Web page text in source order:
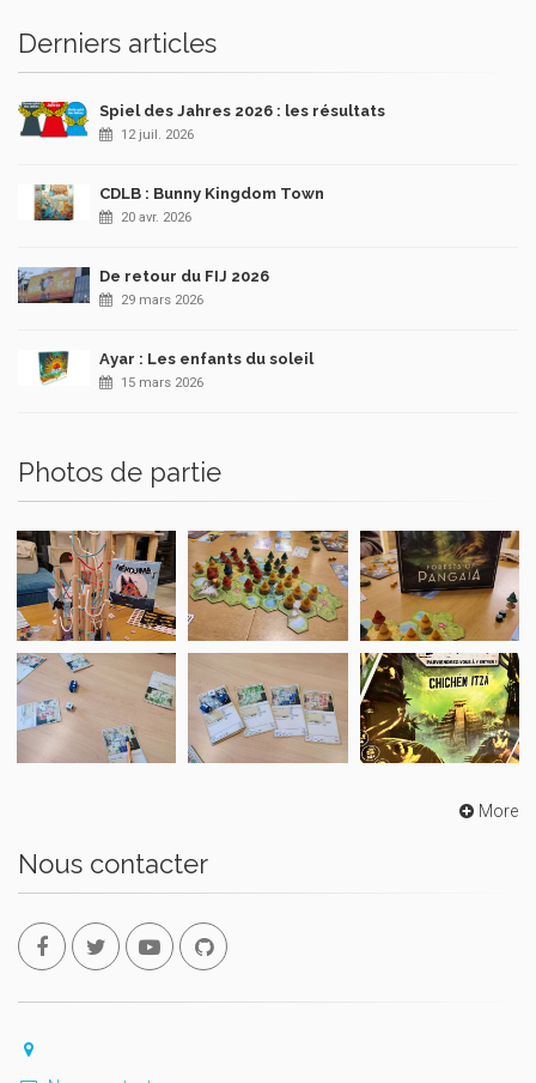
Derniers articles
Spiel des Jahres 2026 : les résultats
12 juil. 2026
CDLB : Bunny Kingdom Town
20 avr. 2026
De retour du FIJ 2026
29 mars 2026
Ayar : Les enfants du soleil
15 mars 2026
Photos de partie
More
Nous contacter